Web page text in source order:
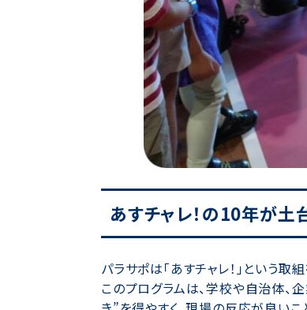
あすチャレ！の10年が土台
パラサポは「あすチャレ！」という取
このプログラムは、学校や自治体